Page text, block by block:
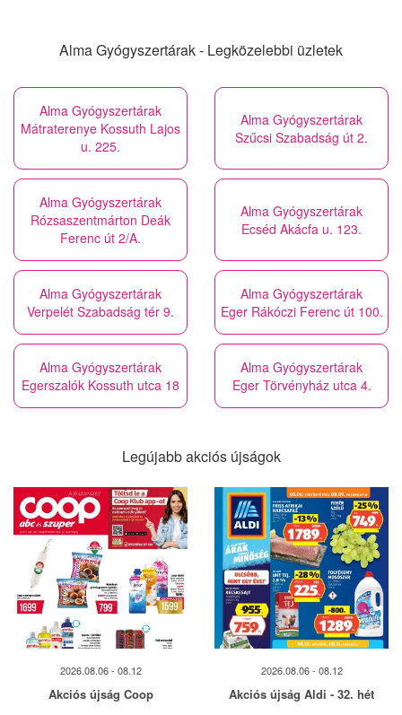
Alma Gyógyszertárak - Legközelebbi üzletek
Alma Gyógyszertárak
Mátraterenye Kossuth Lajos
u. 225.
Alma Gyógyszertárak
Szűcsi Szabadság út 2.
Alma Gyógyszertárak
Rózsaszentmárton Deák
Ferenc út 2/A.
Alma Gyógyszertárak
Ecséd Akácfa u. 123.
Alma Gyógyszertárak
Verpelét Szabadság tér 9.
Alma Gyógyszertárak
Eger Rákóczi Ferenc út 100.
Alma Gyógyszertárak
Egerszalók Kossuth utca 18
Alma Gyógyszertárak
Eger Törvényház utca 4.
Legújabb akciós újságok
2026.08.06 - 08.12
Akciós újság Coop
2026.08.06 - 08.12
Akciós újság Aldi - 32. hét